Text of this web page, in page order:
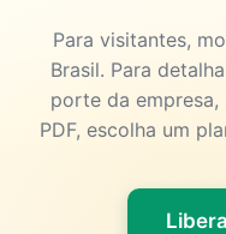
Para visitantes,
Brasil. Para
porte da empresa,
PDF, escolha um